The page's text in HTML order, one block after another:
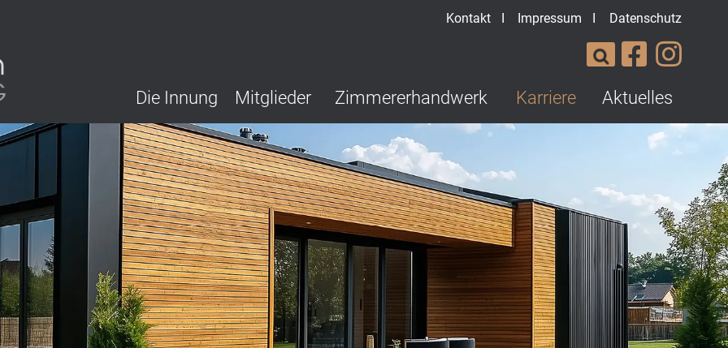
Kontakt Impressum Datenschutz
Die Innung Mitglieder Zimmererhandwerk Karriere Aktuelles